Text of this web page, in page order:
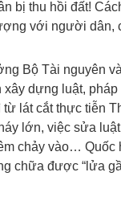
bị thu hồi đất!
với người dân,
Bộ Tài nguyên
dựng luật,
lát cắt thực tiễn
lớn, việc sửa
chảy vào… Quốc
chữa được “lửa